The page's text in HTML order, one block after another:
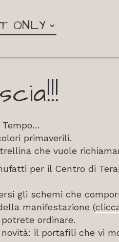
ONLY
primaverili.
che vuole
per il Centro di
gli schemi che
manifestazione (
ordinare.
il portafili che vi